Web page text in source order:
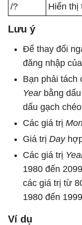
/?
Hiển thị
Lưu ý
Để thay đổi
đăng nhập
Bạn phải tách
Yearbằng dấu
dấu gạch
Các giá trị
Giá trị Day
Các giá trị
1980 đến
các giá trị từ
1980 đến
Ví dụ